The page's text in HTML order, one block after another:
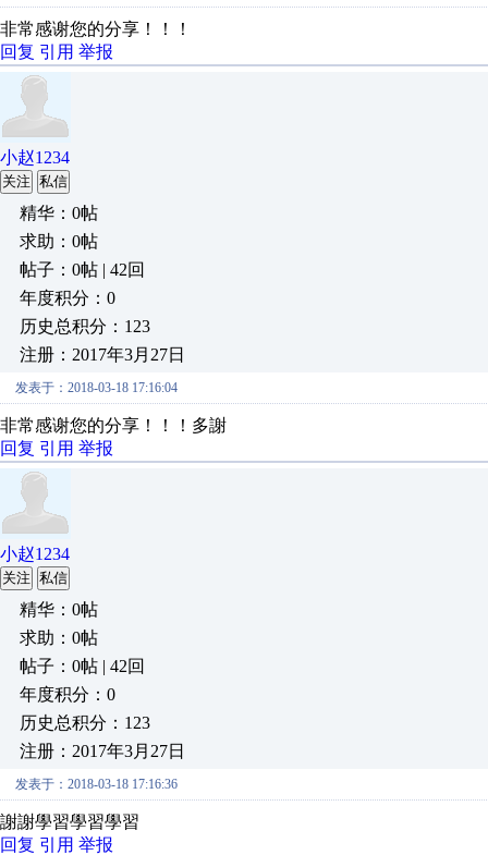
非常感谢您的分享！！！
回复 引用 举报
小赵1234
关注 私信
精华：0帖
求助：0帖
帖子：0帖 | 42回
年度积分：0
历史总积分：123
注册：2017年3月27日
发表于：2018-03-18 17:16:04
非常感谢您的分享！！！多謝
回复 引用 举报
小赵1234
关注 私信
精华：0帖
求助：0帖
帖子：0帖 | 42回
年度积分：0
历史总积分：123
注册：2017年3月27日
发表于：2018-03-18 17:16:36
謝謝學習學習學習
回复 引用 举报